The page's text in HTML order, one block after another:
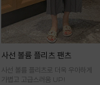
사선 볼륨 플리츠 팬츠
사선 볼륨 플리츠로 더욱 우아하게
가볍고 고급스러움 UP!